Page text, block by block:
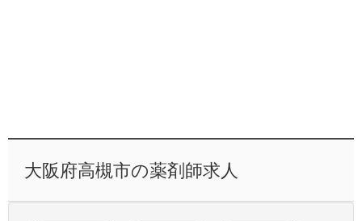
大阪府高槻市の薬剤師求人